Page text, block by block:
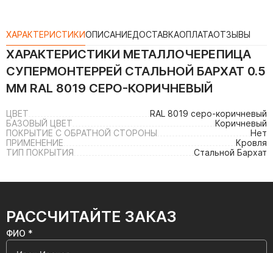
ХАРАКТЕРИСТИКИОПИСАНИЕДОСТАВКАОПЛАТАОТЗЫВЫ
ХАРАКТЕРИСТИКИ МЕТАЛЛОЧЕРЕПИЦА
СУПЕРМОНТЕРРЕЙ СТАЛЬНОЙ БАРХАТ 0.5
ММ RAL 8019 СЕРО-КОРИЧНЕВЫЙ
ЦВЕТ
RAL 8019 серо-коричневый
БАЗОВЫЙ ЦВЕТ
Коричневый
ПОКРЫТИЕ С ОБРАТНОЙ СТОРОНЫ
Нет
ПРИМЕНЕНИЕ
Кровля
ТИП ПОКРЫТИЯ
Стальной Бархат
РАССЧИТАЙТЕ ЗАКАЗ
ФИО *